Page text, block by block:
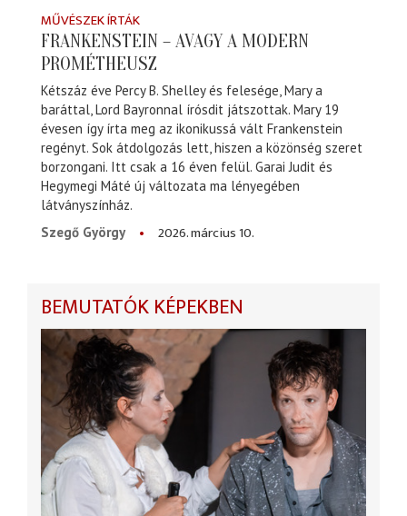
MŰVÉSZEK ÍRTÁK
FRANKENSTEIN – AVAGY A MODERN
PROMÉTHEUSZ
Kétszáz éve Percy B. Shelley és felesége, Mary a
baráttal, Lord Bayronnal írósdit játszottak. Mary 19
évesen így írta meg az ikonikussá vált Frankenstein
regényt. Sok átdolgozás lett, hiszen a közönség szeret
borzongani. Itt csak a 16 éven felül. Garai Judit és
Hegymegi Máté új változata ma lényegében
látványszínház.
Szegő György
2026. március 10.
BEMUTATÓK KÉPEKBEN